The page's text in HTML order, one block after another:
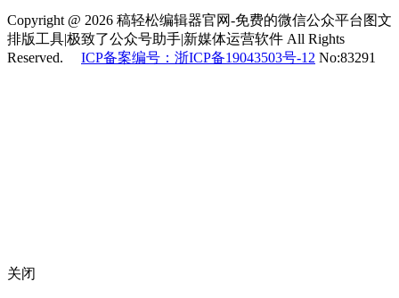
Copyright @ 2026 稿轻松编辑器官网-免费的微信公众平台图文
排版工具|极致了公众号助手|新媒体运营软件 All Rights
Reserved. ICP备案编号：浙ICP备19043503号-12 No:83291
关闭